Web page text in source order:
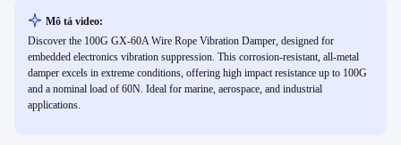
Mô tả video:
Discover the 100G GX-60A Wire Rope Vibration Damper, designed for
embedded electronics vibration suppression. This corrosion-resistant, all-metal
damper excels in extreme conditions, offering high impact resistance up to 100G
and a nominal load of 60N. Ideal for marine, aerospace, and industrial
applications.